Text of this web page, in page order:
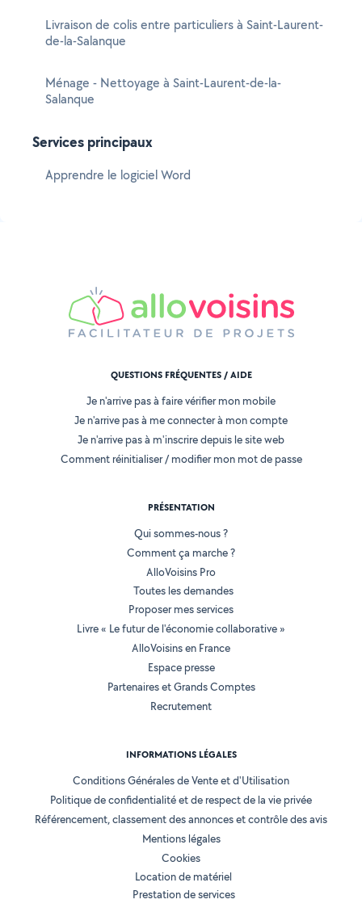
Livraison de colis entre particuliers à Saint-Laurent-
de-la-Salanque
Ménage - Nettoyage à Saint-Laurent-de-la-
Salanque
Services principaux
Apprendre le logiciel Word
QUESTIONS FRÉQUENTES / AIDE
Je n'arrive pas à faire vérifier mon mobile
Je n'arrive pas à me connecter à mon compte
Je n'arrive pas à m'inscrire depuis le site web
Comment réinitialiser / modifier mon mot de passe
PRÉSENTATION
Qui sommes-nous ?
Comment ça marche ?
AlloVoisins Pro
Toutes les demandes
Proposer mes services
Livre « Le futur de l'économie collaborative »
AlloVoisins en France
Espace presse
Partenaires et Grands Comptes
Recrutement
INFORMATIONS LÉGALES
Conditions Générales de Vente et d'Utilisation
Politique de confidentialité et de respect de la vie privée
Référencement, classement des annonces et contrôle des avis
Mentions légales
Cookies
Location de matériel
Prestation de services